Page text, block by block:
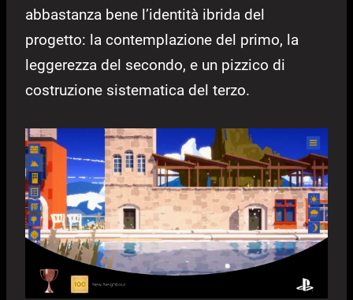
abbastanza bene l’identità ibrida del
progetto: la contemplazione del primo, la
leggerezza del secondo, e un pizzico di
costruzione sistematica del terzo.